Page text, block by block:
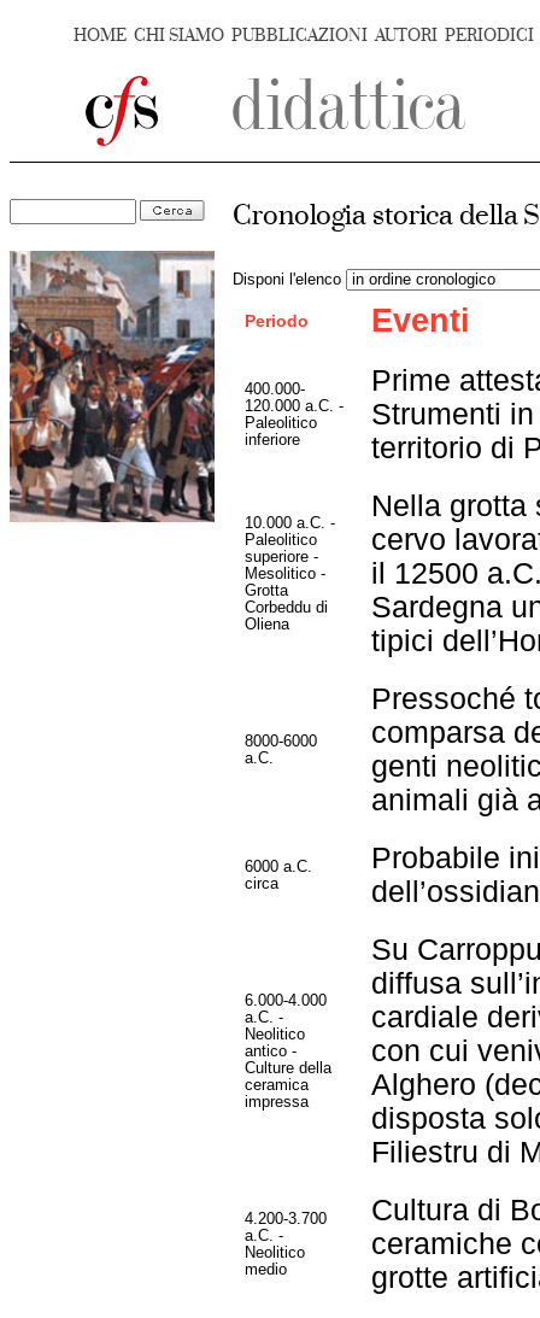
HOME CHI SIAMO PUBBLICAZIONI AUTORI PERIODICI
Cronologia storica della
Disponi l'elenco
Periodo Eventi
400.000-
120.000 a.C. -
Paleolitico
inferiore
Prime
Strumenti
territorio di
10.000 a.C. -
Paleolitico
superiore -
Mesolitico -
Grotta
Corbeddu di
Oliena
Nella grotta
cervo
il 12500
Sardegna
tipici
8000-6000
a.C.
Pressoché
comparsa
genti
animali già
6000 a.C.
circa
Probabile
6.000-4.000
a.C. -
Neolitico
antico -
Culture della
ceramica
impressa
Su
diffusa
cardiale
con cui
Alghero
disposta
Filiestru di
4.200-3.700
a.C. -
Neolitico
medio
Cultura di
ceramiche
grotte